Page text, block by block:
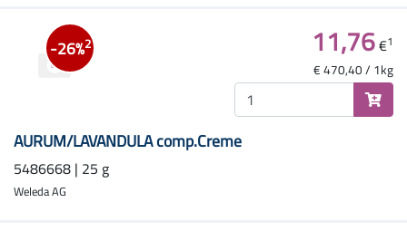
-26%2
AURUM/LAVANDULA comp.Creme
5486668 | 25 g
Weleda AG
11,76€1
€ 470,40 / 1kg